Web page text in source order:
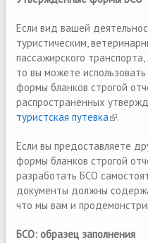
Если вид вашей
туристическим,
пассажирского
то вы можете
формы бланков строгой
распространенных
туристская путевка(link is
.
Если вы предоставляете
формы бланков строгой
разработать БСО
документы должны
что мы вам и
БСО: образец заполнения